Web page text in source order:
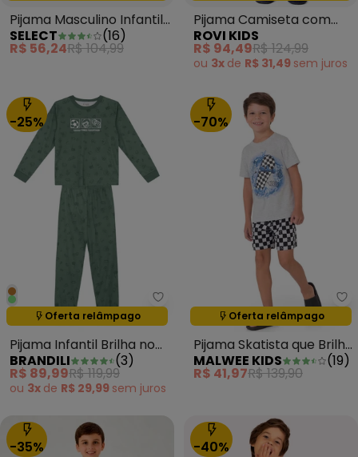
Pijama Masculino Infantil
Vermelho
SELECT (16)
R$ 56,24R$ 104,99
Pijama Camiseta com
Alça Infantil Azul
ROVI KIDS
R$ 94,49R$ 124,99
ou 3x de R$ 31,49 sem juros
-25%
Brandili - Pijama Infantil Brilha
Oferta relâmpago
Termina em:09:28:44
Pijama Infantil Brilha no
Escuro Verde
BRANDILI (3)
R$ 89,99R$ 119,99
ou 3x de R$ 29,99 sem juros
-70%
Oferta relâmpago
Termina em:09:28:44
Pijama Skatista que Brilha
no Escuro Cinza Claro
MALWEE KIDS (19)
R$ 41,97R$ 139,90
-35% -40%